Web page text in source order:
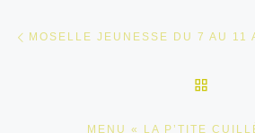
MOSELLE JEUNESSE DU 7 AU 11
MENU « LA P’TITE